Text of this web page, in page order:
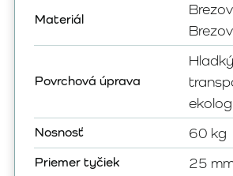
Materiál
Povrchová úprava
Hladký
Nosnosť 60 kg
Priemer tyčiek 25